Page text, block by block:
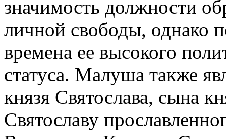
значимость должности
личной свободы, однако
времена ее высокого
статуса. Малуша также
князя Святослава, сына
Святославу